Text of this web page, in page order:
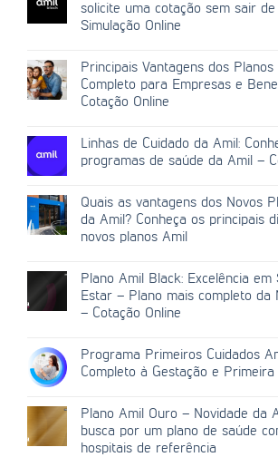
solicite uma cotação sem sair
Simulação Online
Principais Vantagens dos Planos
Completo para Empresas e
Cotação Online
Linhas de Cuidado da Amil:
programas de saúde da Amil –
Quais as vantagens dos Novos
da Amil? Conheça os principais
novos planos Amil
Plano Amil Black: Excelência
Estar – Plano mais completo da
– Cotação Online
Programa Primeiros Cuidados
Completo à Gestação e Primeira
Plano Amil Ouro – Novidade da
busca por um plano de saúde
hospitais de referência